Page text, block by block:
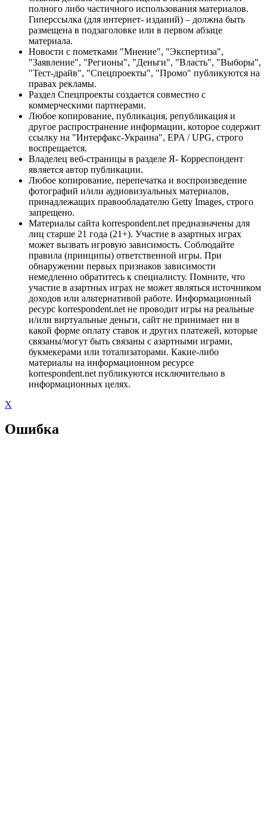
полного либо частичного использования материалов.
Гиперссылка (для интернет- изданий) – должна быть
размещена в подзаголовке или в первом абзаце
материала.
Новости с пометками "Мнение", "Экспертиза",
"Заявление", "Регионы", "Деньги", "Власть", "Выборы",
"Тест-драйв", "Спецпроекты", "Промо" публикуются на
правах рекламы.
Раздел Спецпроекты создается совместно с
коммерческими партнерами.
Любое копирование, публикация, републикация и
другое распространение информации, которое содержит
ссылку на "Интерфакс-Украина", EPA / UPG, строго
воспрещается.
Владелец веб-страницы в разделе Я- Корреспондент
является автор публикации.
Любое копирование, перепечатка и воспроизведение
фотографий и/или аудиовизуальных материалов,
принадлежащих правообладателю Getty Images, строго
запрещено.
Материалы сайта korrespondent.net предназначены для
лиц старше 21 года (21+). Участие в азартных играх
может вызвать игровую зависимость. Соблюдайте
правила (принципы) ответственной игры. При
обнаружении первых признаков зависимости
немедленно обратитесь к специалисту. Помните, что
участие в азартных играх не может являться источником
доходов или альтернативой работе. Информационный
ресурс korrespondent.net не проводит игры на реальные
и/или виртуальные деньги, сайт не принимает ни в
какой форме оплату ставок и других платежей, которые
связаны/могут быть связаны с азартными играми,
букмекерами или тотализаторами. Какие-либо
материалы на информационном ресурсе
korrespondent.net публикуются исключительно в
информационных целях.
X
Ошибка